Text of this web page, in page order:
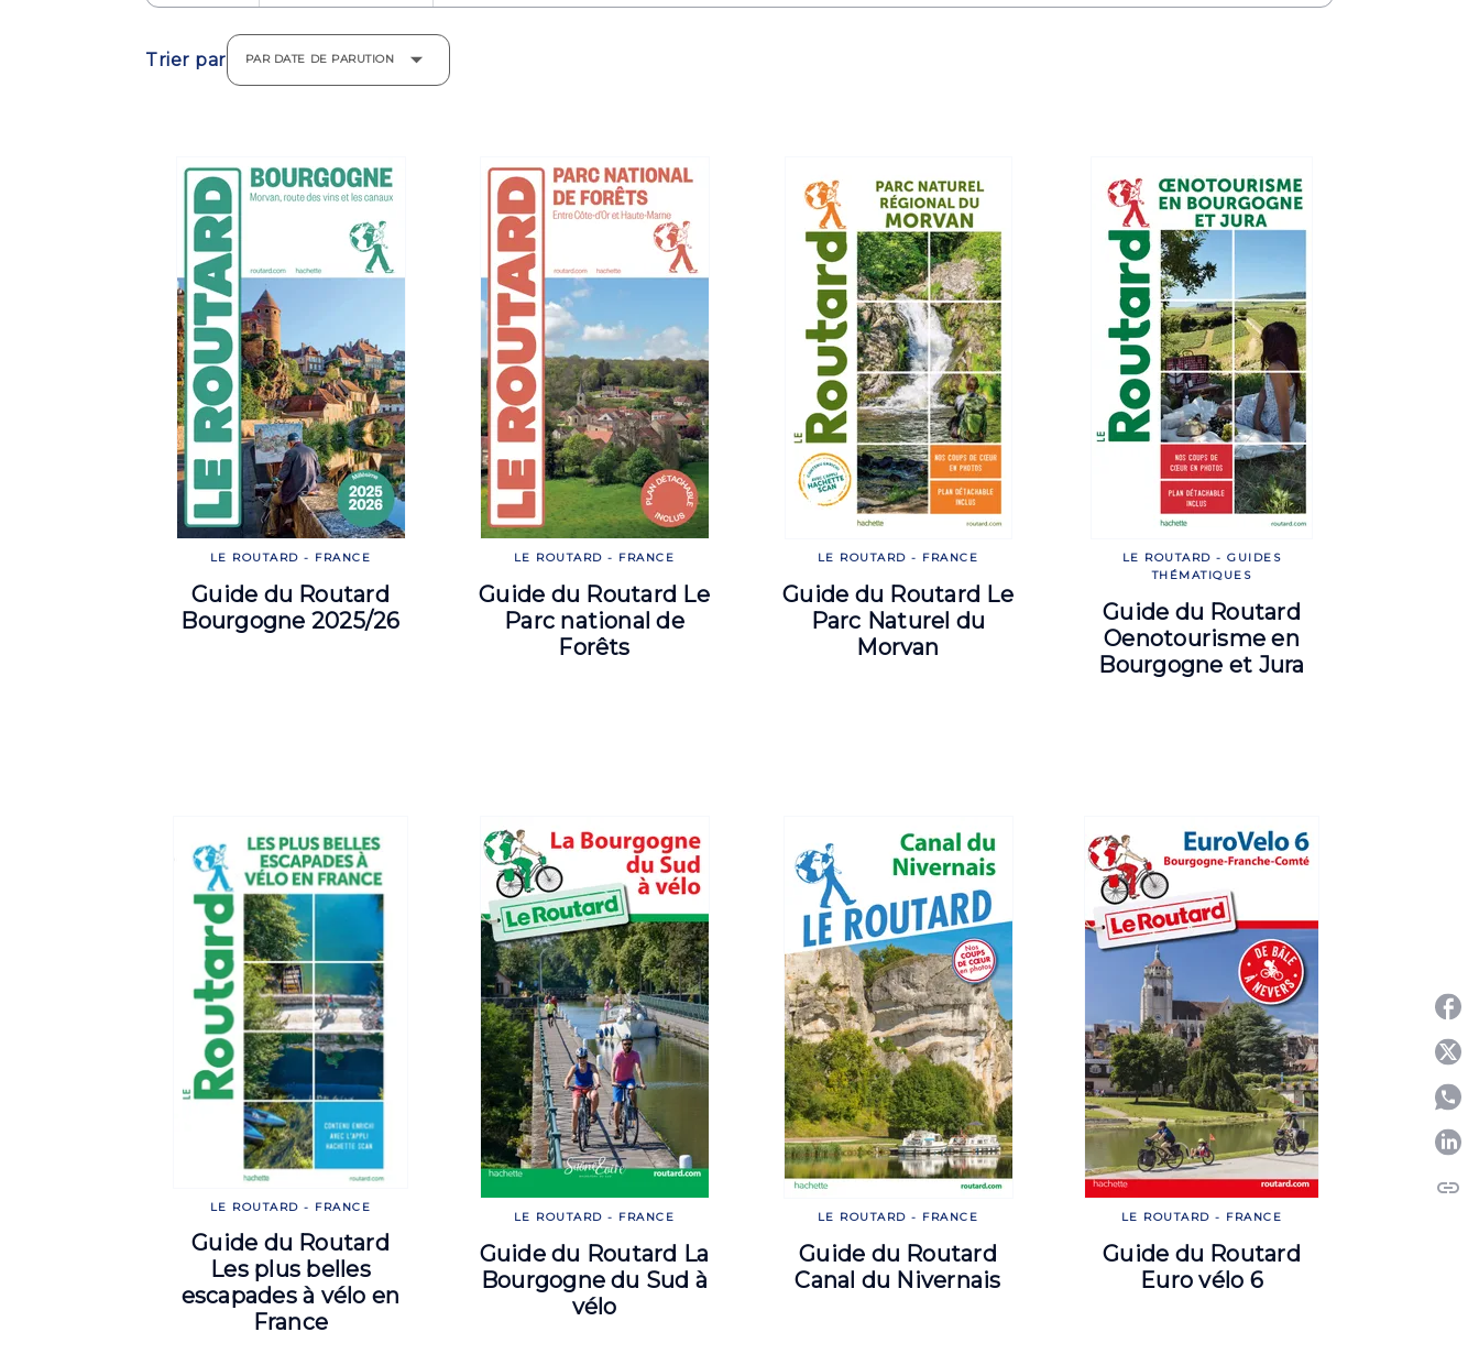
Trier par PAR DATE DE PARUTION
LE ROUTARD - FRANCE
Guide du Routard
Bourgogne 2025/26
LE ROUTARD - FRANCE
Guide du Routard Le
Parc national de
Forêts
LE ROUTARD - FRANCE
Guide du Routard Le
Parc Naturel du
Morvan
LE ROUTARD - GUIDES
THÉMATIQUES
Guide du Routard
Oenotourisme en
Bourgogne et Jura
LE ROUTARD - FRANCE
Guide du Routard
Les plus belles
escapades à vélo en
France
LE ROUTARD - FRANCE
Guide du Routard La
Bourgogne du Sud à
vélo
LE ROUTARD - FRANCE
Guide du Routard
Canal du Nivernais
LE ROUTARD - FRANCE
Guide du Routard
Euro vélo 6
link